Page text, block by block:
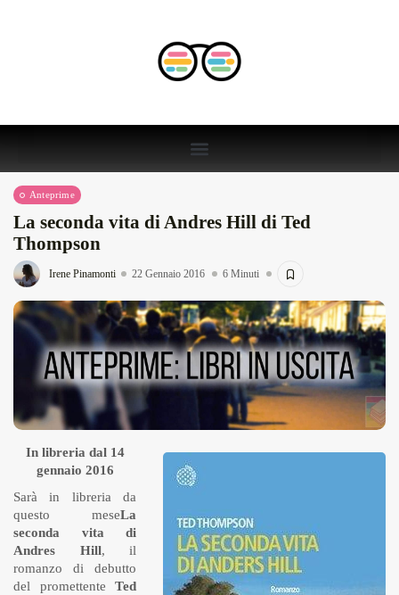
Anteprime
La seconda vita di Andres Hill di Ted
Thompson
Irene Pinamonti 22 Gennaio 2016 6 Minuti
In libreria dal 14
gennaio 2016
Sarà in libreria da
questo meseLa
seconda vita di
Andres Hill, il
romanzo di debutto
del promettente Ted